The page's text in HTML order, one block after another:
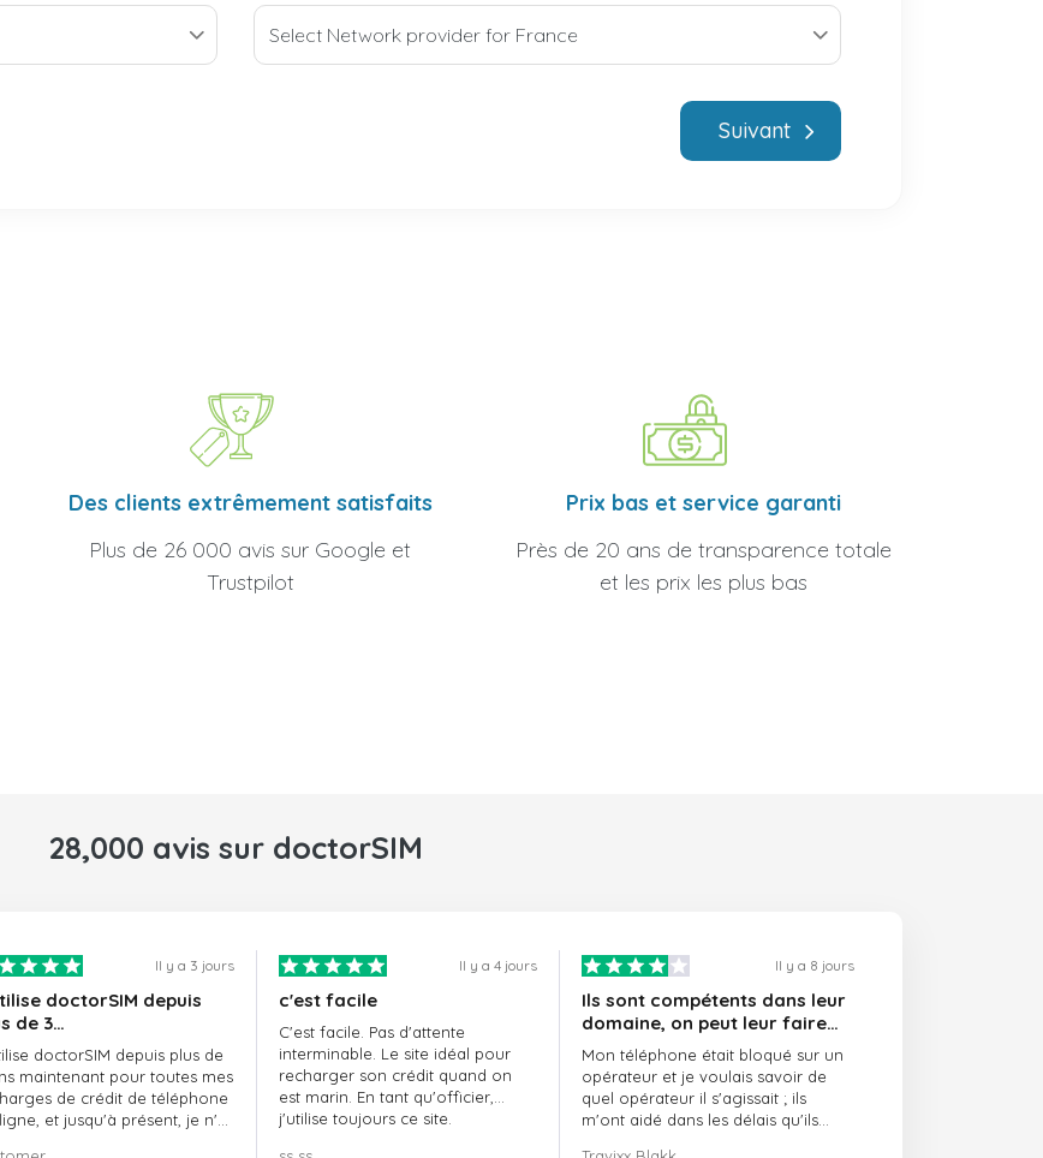
Suivant
Des clients extrêmement satisfaits
Plus de 26 000 avis sur Google et
Trustpilot
Prix bas et service garanti
Près de 20 ans de transparence totale
et les prix les plus bas
28,000 avis sur doctorSIM
Il y a 3 jours
doctorSIM depuis
de 3…
doctorSIM depuis plus de
maintenant pour toutes mes
de crédit de téléphone
et jusqu'à présent, je n'ai
Il y a 4 jours
c'est facile
C'est facile. Pas d'attente
interminable. Le site idéal pour
recharger son crédit quand on
est marin. En tant qu'officier,
j'utilise toujours ce site.
Il y a 8 jours
Ils sont compétents dans leur
domaine, on peut leur faire
confiance et ils sont toujours
ponctuels
Mon téléphone était bloqué sur un
opérateur et je voulais savoir de
quel opérateur il s'agissait ; ils
m'ont aidé dans les délais qu'ils